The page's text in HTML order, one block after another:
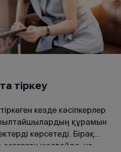
тіркеу
кезде кәсіпкерлер
құрамын
көрсетеді. Бірақ
жағдайда, не